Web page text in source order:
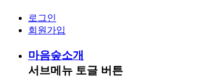
로그인
회원가입
마음숲소개
서브메뉴 토글 버튼